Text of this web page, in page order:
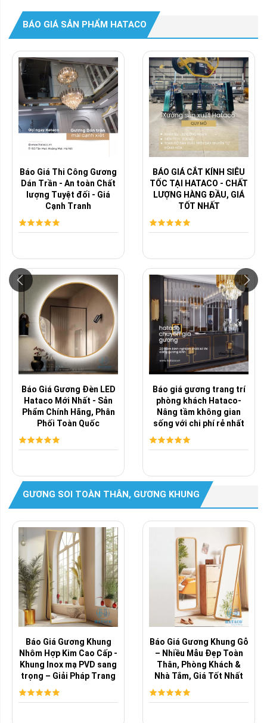
BÁO GIÁ SẢN PHẨM HATACO
Báo Giá Thi Công Gương
Dán Trần - An toàn Chất
lượng Tuyệt đối - Giá
Cạnh Tranh
Báo Giá Gương Đèn LED
Hataco Mới Nhất - Sản
Phẩm Chính Hãng, Phân
Phối Toàn Quốc
BÁO GIÁ CẮT KÍNH SIÊU
TỐC TẠI HATACO - CHẤT
LƯỢNG HÀNG ĐẦU, GIÁ
TỐT NHẤT
Báo giá gương trang trí
phòng khách Hataco-
Nâng tầm không gian
sống với chi phí rẻ nhất
GƯƠNG SOI TOÀN THÂN, GƯƠNG KHUNG
Báo Giá Gương Khung
Nhôm Hợp Kim Cao Cấp -
Khung Inox mạ PVD sang
trọng – Giải Pháp Trang
Báo Giá Gương Khung Gỗ
– Nhiều Mẫu Đẹp Toàn
Thân, Phòng Khách &
Nhà Tắm, Giá Tốt Nhất
Thị Trường